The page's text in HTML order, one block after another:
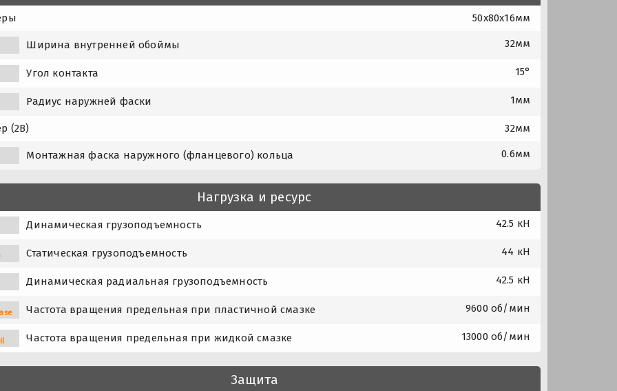
50x80x16мм
Ширина внутренней обоймы 32мм
Угол контакта 15°
Радиус наружней фаски 1мм
(2B) 32мм
Монтажная фаска наружного (фланцевого) кольца 0.6мм
Нагрузка и ресурс
Динамическая грузоподъемность 42.5 кН
Статическая грузоподъемность 44 кН
Динамическая радиальная грузоподъемность 42.5 кН
Частота вращения предельная при пластичной смазке 9600 об/мин
Частота вращения предельная при жидкой смазке 13000 об/мин
Защита